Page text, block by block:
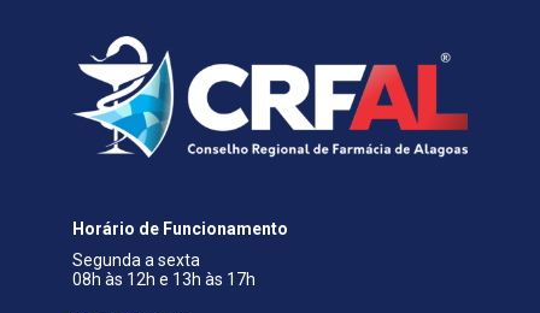
Horário de Funcionamento
Segunda a sexta
08h às 12h e 13h às 17h